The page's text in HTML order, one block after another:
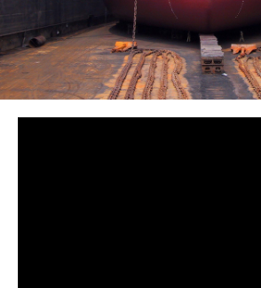
SOUTIEN
Accompagnement des